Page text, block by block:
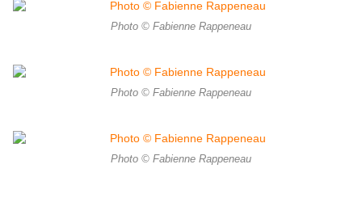
Photo © Fabienne Rappeneau
Photo © Fabienne Rappeneau
Photo © Fabienne Rappeneau